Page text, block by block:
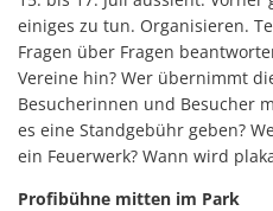
einiges zu tun. Organisieren.
Fragen über Fragen
Vereine hin? Wer übernimmt
Besucherinnen und Besucher
es eine Standgebühr geben?
ein Feuerwerk? Wann wird
Profibühne mitten im Park